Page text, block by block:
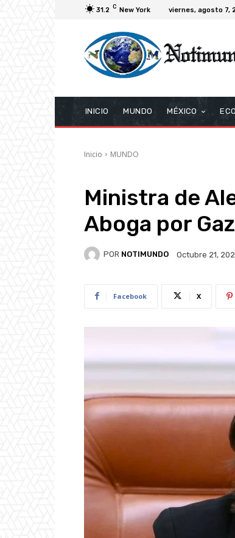
31.2 C New York viernes, agosto 7,
INICIO MUNDO MÉXICO
Inicio MUNDO
Ministra de
Aboga por
POR NOTIMUNDO Octubre 21,
Facebook X